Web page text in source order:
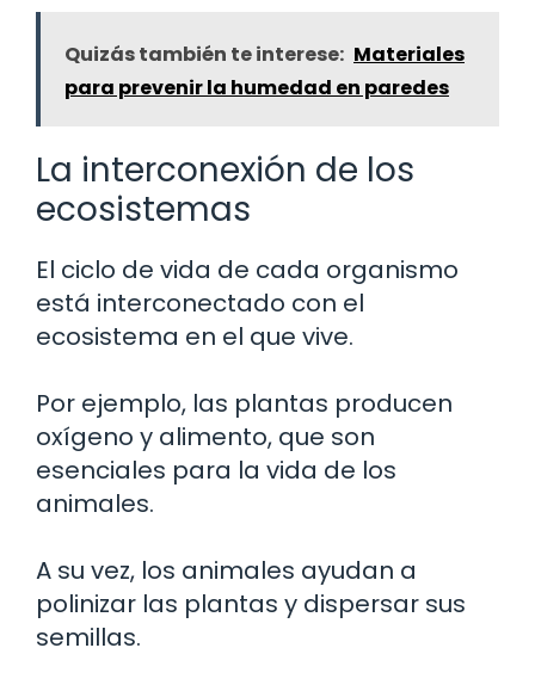
Quizás también te interese: Materiales
para prevenir la humedad en paredes
La interconexión de los
ecosistemas
El ciclo de vida de cada organismo
está interconectado con el
ecosistema en el que vive.
Por ejemplo, las plantas producen
oxígeno y alimento, que son
esenciales para la vida de los
animales.
A su vez, los animales ayudan a
polinizar las plantas y dispersar sus
semillas.